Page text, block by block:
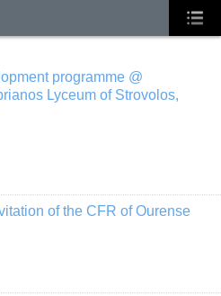
programme @
Lyceum of Strovolos,
of the CFR of Ourense